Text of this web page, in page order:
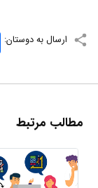
ارسال به دوستان:
مطالب مرتبط